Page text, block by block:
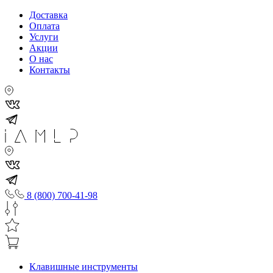
Доставка
Оплата
Услуги
Акции
О нас
Контакты
8 (800) 700-41-98
Клавишные инструменты